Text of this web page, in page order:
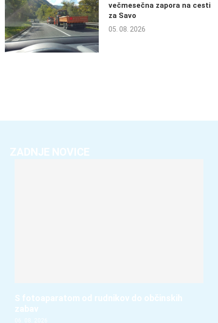
večmesečna zapora na cesti
za Savo
05. 08. 2026
ZADNJE NOVICE
S fotoaparatom od rudnikov do občinskih
zabav
06. 08. 2026